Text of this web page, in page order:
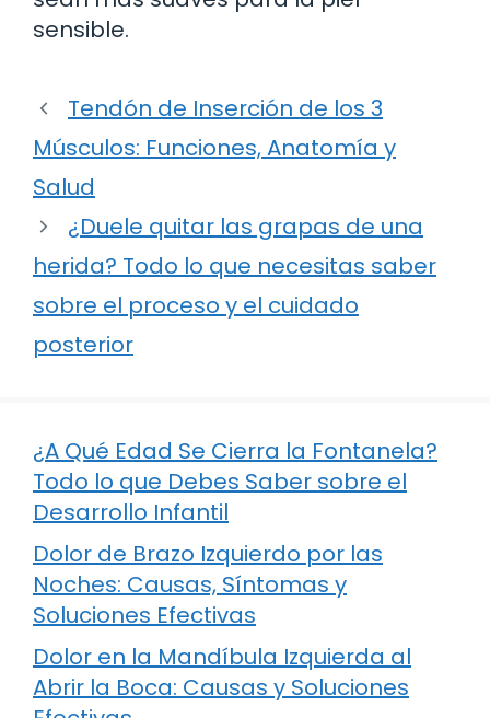
sensible.
Tendón de Inserción de los 3
Músculos: Funciones, Anatomía y
Salud
¿Duele quitar las grapas de una
herida? Todo lo que necesitas saber
sobre el proceso y el cuidado
posterior
¿A Qué Edad Se Cierra la Fontanela?
Todo lo que Debes Saber sobre el
Desarrollo Infantil
Dolor de Brazo Izquierdo por las
Noches: Causas, Síntomas y
Soluciones Efectivas
Dolor en la Mandíbula Izquierda al
Abrir la Boca: Causas y Soluciones